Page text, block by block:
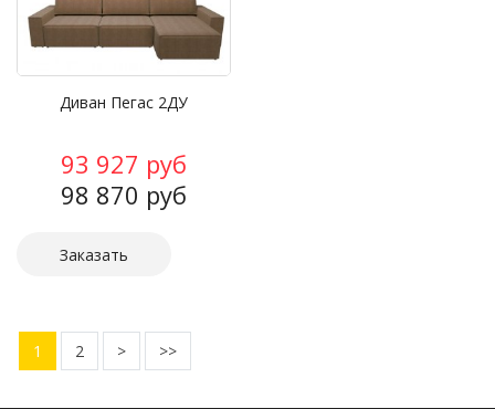
Диван Пегас 2ДУ
93 927 руб
98 870 руб
Заказать
1 2 > >>